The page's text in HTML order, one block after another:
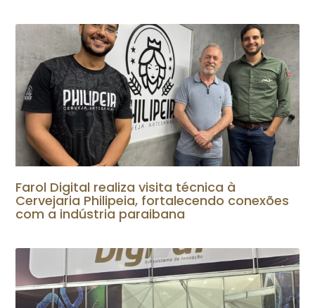
Farol Digital realiza visita técnica à
Cervejaria Philipeia, fortalecendo conexões
com a indústria paraibana